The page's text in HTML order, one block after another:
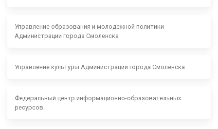
Управление образования и молодежной политики
Администрации города Смоленска
Управление культуры Администрации города Смоленска
Федеральный центр информационно-образовательных
ресурсов.